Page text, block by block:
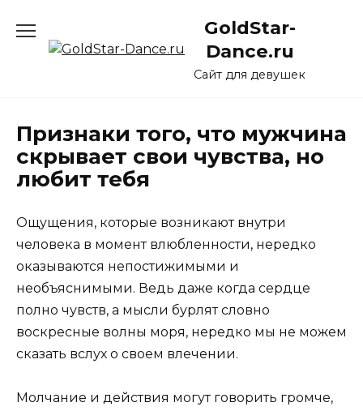
содержанию
GoldStar-
Dance.ru
Сайт для девушек
Признаки того, что мужчина
скрывает свои чувства, но
любит тебя
Ощущения, которые возникают внутри
человека в момент влюбленности, нередко
оказываются непостижимыми и
необъяснимыми. Ведь даже когда сердце
полно чувств, а мысли бурлят словно
воскресные волны моря, нередко мы не можем
сказать вслух о своем влечении.
Молчание и действия могут говорить громче,